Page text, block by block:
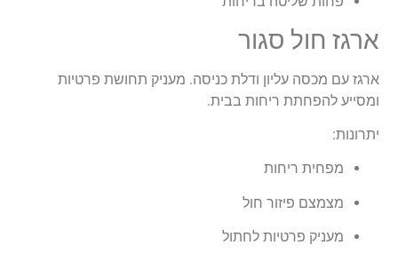
ארגז חול סגור
ארגז עם מכסה עליון ודלת כניסה. מעניק תחושת פרטיות
ומסייע להפחתת ריחות בבית.
יתרונות:
מפחית ריחות
מצמצם פיזור חול
מעניק פרטיות לחתול